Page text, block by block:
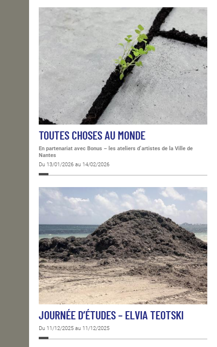
TOUTES CHOSES AU MONDE
En partenariat avec Bonus – les ateliers d’artistes de la Ville de
Nantes
Du 13/01/2026 au 14/02/2026
JOURNÉE D’ÉTUDES – ELVIA TEOTSKI
Du 11/12/2025 au 11/12/2025